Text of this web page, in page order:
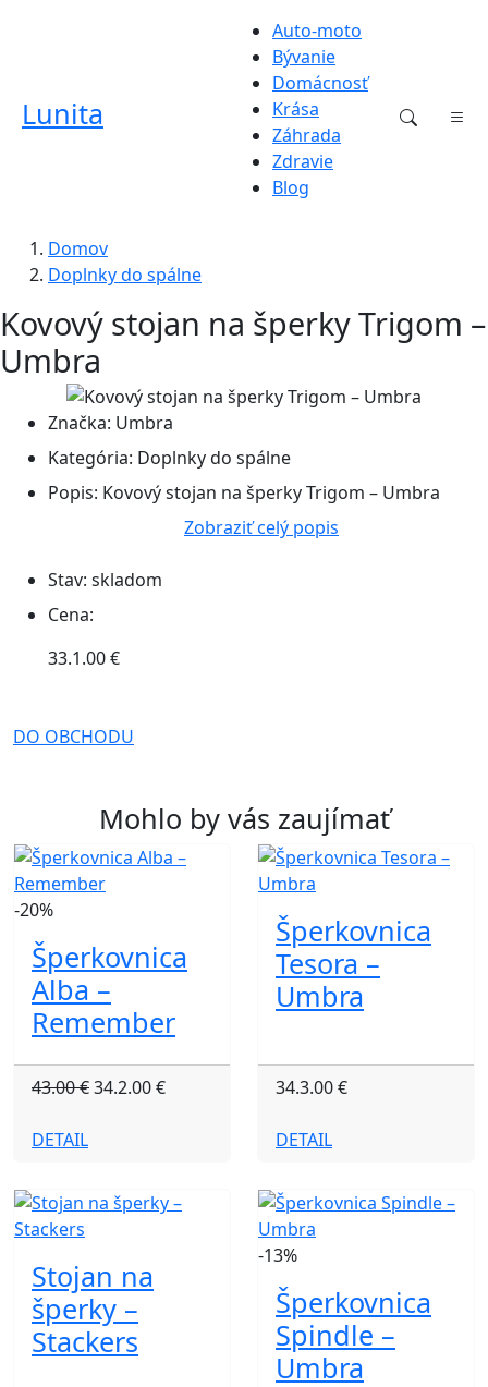
Lunita
Auto-moto
Bývanie
Domácnosť
Krása
Záhrada
Zdravie
Blog
Domov
Doplnky do spálne
Kovový stojan na šperky Trigom –
Umbra
Značka: Umbra
Kategória: Doplnky do spálne
Popis: Kovový stojan na šperky Trigom – Umbra
Zobraziť celý popis
Stav: skladom
Cena:
33.1.00 €
DO OBCHODU
Mohlo by vás zaujímať
-20%
Šperkovnica
Alba –
Remember
43.00 €34.2.00 €
DETAIL
Šperkovnica
Tesora –
Umbra
34.3.00 €
DETAIL
Stojan na
šperky –
Stackers
-13%
Šperkovnica
Spindle –
Umbra